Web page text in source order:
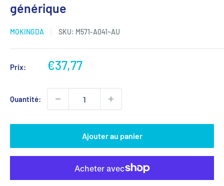
générique
MOKINGDA SKU: M571-A041~AU
Prix:
Prix
€37,77
Quantité:
Ajouter au panier